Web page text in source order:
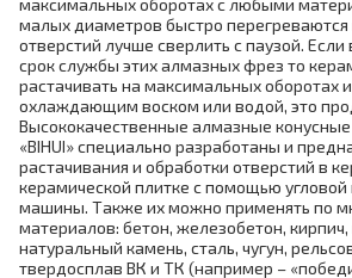
максимальных оборотах с любыми
малых диаметров быстро
отверстий лучше сверлить с паузой.
срок службы этих алмазных фрез то
растачивать на максимальных оборотах
охлаждающим воском или водой, это
Высококачественные алмазные
«BIHUI» специально разработаны и
растачивания и обработки отверстий в
керамической плитке с помощью
машины. Также их можно применять по
материалов: бетон, железобетон,
натуральный камень, сталь, чугун,
твердосплав ВК и ТК (например –